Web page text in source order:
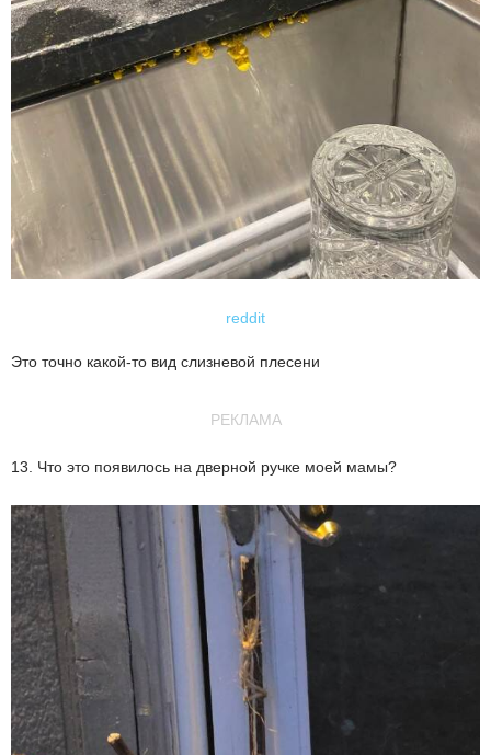
reddit
Это точно какой-то вид слизневой плесени
РЕКЛАМА
13. Что это появилось на дверной ручке моей мамы?